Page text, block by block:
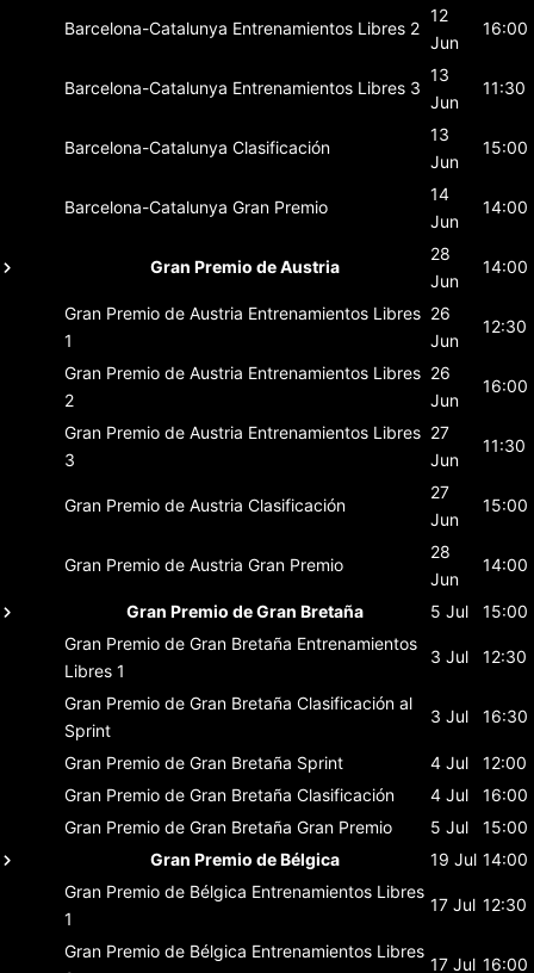
Barcelona-Catalunya Entrenamientos Libres 2
12
Jun
16:00
Barcelona-Catalunya Entrenamientos Libres 3
13
Jun
11:30
Barcelona-Catalunya Clasificación
13
Jun
15:00
Barcelona-Catalunya Gran Premio
14
Jun
14:00
Gran Premio de Austria
28
Jun
14:00
Gran Premio de Austria Entrenamientos Libres
1
26
Jun
12:30
Gran Premio de Austria Entrenamientos Libres
2
26
Jun
16:00
Gran Premio de Austria Entrenamientos Libres
3
27
Jun
11:30
Gran Premio de Austria Clasificación
27
Jun
15:00
Gran Premio de Austria Gran Premio
28
Jun
14:00
Gran Premio de Gran Bretaña 5 Jul
15:00
Gran Premio de Gran Bretaña Entrenamientos
Libres 1
3 Jul 12:30
Gran Premio de Gran Bretaña Clasificación al
Sprint
3 Jul 16:30
Gran Premio de Gran Bretaña Sprint 4 Jul
12:00
Gran Premio de Gran Bretaña Clasificación 4 Jul
16:00
Gran Premio de Gran Bretaña Gran Premio 5 Jul
15:00
Gran Premio de Bélgica
19 Jul 14:00
Gran Premio de Bélgica Entrenamientos Libres
1
17 Jul 12:30
Gran Premio de Bélgica Entrenamientos Libres
17 Jul 16:00